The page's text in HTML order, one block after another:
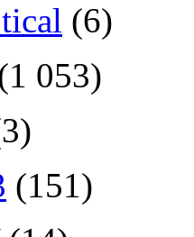
(6)
053)
(151)